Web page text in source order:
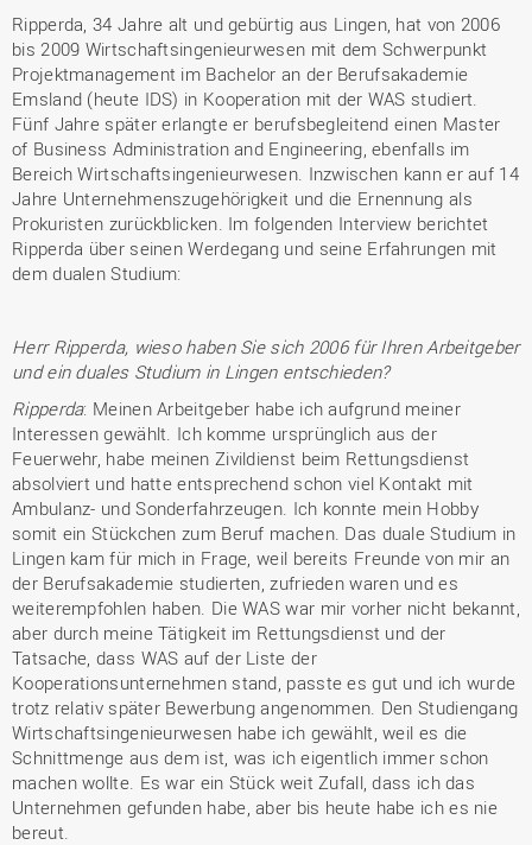
Ripperda, 34 Jahre alt und gebürtig aus Lingen, hat von 2006
bis 2009 Wirtschaftsingenieurwesen mit dem Schwerpunkt
Projektmanagement im Bachelor an der Berufsakademie
Emsland (heute IDS) in Kooperation mit der WAS studiert.
Fünf Jahre später erlangte er berufsbegleitend einen Master
of Business Administration and Engineering, ebenfalls im
Bereich Wirtschaftsingenieurwesen. Inzwischen kann er auf 14
Jahre Unternehmenszugehörigkeit und die Ernennung als
Prokuristen zurückblicken. Im folgenden Interview berichtet
Ripperda über seinen Werdegang und seine Erfahrungen mit
dem dualen Studium:
Herr Ripperda, wieso haben Sie sich 2006 für Ihren Arbeitgeber
und ein duales Studium in Lingen entschieden?
Ripperda: Meinen Arbeitgeber habe ich aufgrund meiner
Interessen gewählt. Ich komme ursprünglich aus der
Feuerwehr, habe meinen Zivildienst beim Rettungsdienst
absolviert und hatte entsprechend schon viel Kontakt mit
Ambulanz- und Sonderfahrzeugen. Ich konnte mein Hobby
somit ein Stückchen zum Beruf machen. Das duale Studium in
Lingen kam für mich in Frage, weil bereits Freunde von mir an
der Berufsakademie studierten, zufrieden waren und es
weiterempfohlen haben. Die WAS war mir vorher nicht bekannt,
aber durch meine Tätigkeit im Rettungsdienst und der
Tatsache, dass WAS auf der Liste der
Kooperationsunternehmen stand, passte es gut und ich wurde
trotz relativ später Bewerbung angenommen. Den Studiengang
Wirtschaftsingenieurwesen habe ich gewählt, weil es die
Schnittmenge aus dem ist, was ich eigentlich immer schon
machen wollte. Es war ein Stück weit Zufall, dass ich das
Unternehmen gefunden habe, aber bis heute habe ich es nie
bereut.